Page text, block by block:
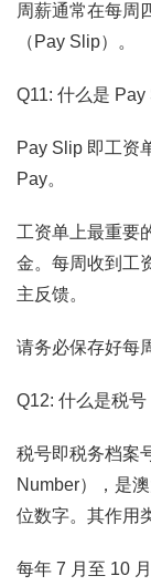
周薪通常在每周
（Pay Slip）。
Q11: 什么是 Pay
Pay Slip 即工资
Pay。
工资单上最重要
金。每周收到工
主反馈。
请务必保存好每
Q12: 什么是税号
税号即税务档案
Number），是
位数字。其作用
每年 7 月至 10